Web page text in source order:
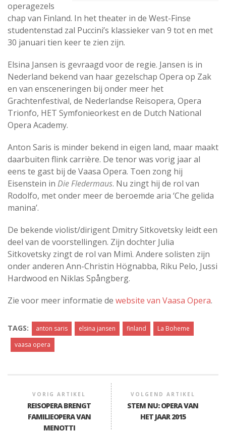
operagezels
chap van Finland. In het theater in de West-Finse
studentenstad zal Puccini’s klassieker van 9 tot en met
30 januari tien keer te zien zijn.
Elsina Jansen is gevraagd voor de regie. Jansen is in
Nederland bekend van haar gezelschap Opera op Zak
en van ensceneringen bij onder meer het
Grachtenfestival, de Nederlandse Reisopera, Opera
Trionfo, HET Symfonieorkest en de Dutch National
Opera Academy.
Anton Saris is minder bekend in eigen land, maar maakt
daarbuiten flink carrière. De tenor was vorig jaar al
eens te gast bij de Vaasa Opera. Toen zong hij
Eisenstein in Die Fledermaus. Nu zingt hij de rol van
Rodolfo, met onder meer de beroemde aria ‘Che gelida
manina’.
De bekende violist/dirigent Dmitry Sitkovetsky leidt een
deel van de voorstellingen. Zijn dochter Julia
Sitkovetsky zingt de rol van Mimì. Andere solisten zijn
onder anderen Ann-Christin Högnabba, Riku Pelo, Jussi
Hardwood en Niklas Spångberg.
Zie voor meer informatie de website van Vaasa Opera.
TAGS: anton saris elsina jansen finland
La Boheme
vaasa opera
VORIG ARTIKEL
REISOPERA BRENGT
FAMILIEOPERA VAN
MENOTTI
VOLGEND ARTIKEL
STEM NU: OPERA VAN
HET JAAR 2015